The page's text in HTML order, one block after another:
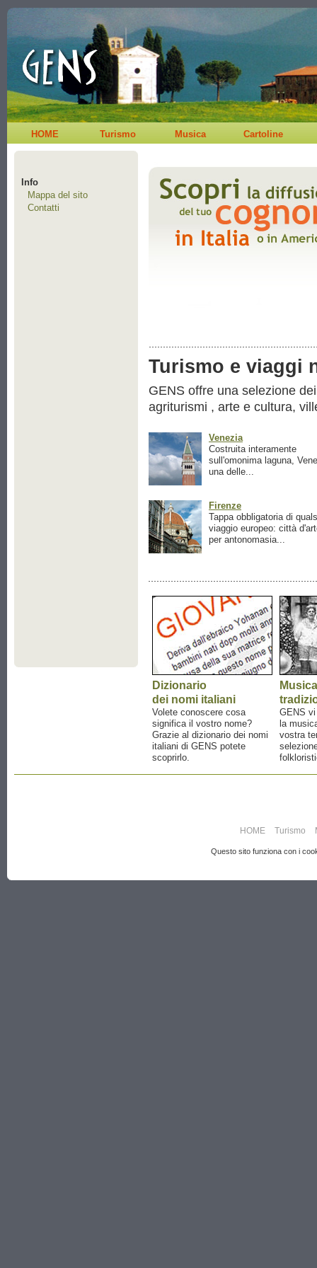
HOME Turismo Musica Cartoline
Info
Mappa del sito
Contatti
Turismo e viaggi
GENS offre una selezione
agriturismi , arte e cultura,
Venezia
Costruita interamente
sull'omonima laguna,
una delle...
Firenze
Tappa obbligatoria di
viaggio europeo: città
per antonomasia...
Dizionario
dei nomi italiani
Volete conoscere cosa
significa il vostro nome?
Grazie al dizionario dei nomi
italiani di GENS potete
scoprirlo.
Musica
GENS
la
vostra
HOME Turismo
Questo sito funziona con i